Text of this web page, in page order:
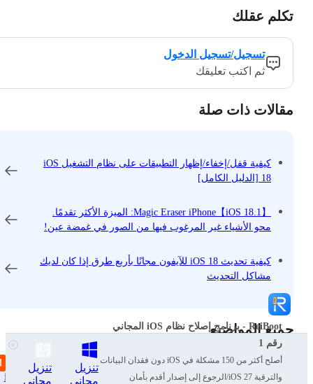
تكلم عقلك
تسجيل/تسجيل الدخول
ثم اكتب تعليقك
مقالات ذات صلة
كيفية قفل/إخفاء/إظهار التطبيقات على نظام التشغيل iOS
18 [الدليل الكامل]
【iOS 18.1】Magic Eraser iPhone: الميزة الأكثر تقدمًا.
محو الأشياء غير المرغوب فيها من الصور في غمضة عين!
كيفية تحديث iOS 18 للآيفون مجانًا بأربع طرق إذا كان لديك
مشاكل التحديث
جميع المواضيع
فتح قفل الأندرويد نصائح واتساب نصائح آيفون iOS 27
ReiBoot - برنامج إصلاح نظام iOS المجاني
رقم 1
أصلح أكثر من 150 مشكلة في iOS دون فقدان البيانات
والترقية iOS 27/الرجوع إلى إصدار أقدم بأمان
تنزيل
مجاني
تنزيل
مجاني